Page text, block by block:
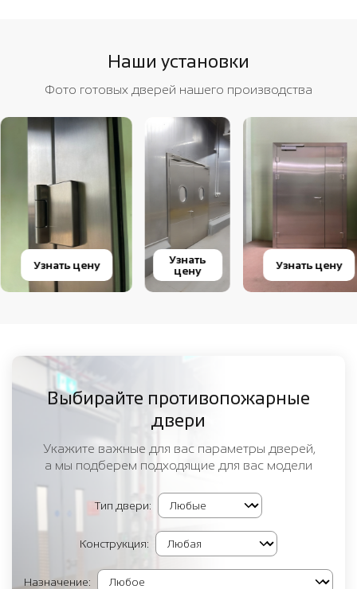
Наши установки
Фото готовых дверей нашего производства
Узнать цену
Узнать
цену
Узнать цену
Выбирайте противопожарные
двери
Укажите важные для вас параметры дверей,
а мы подберем подходящие для вас модели
Тип двери:
Конструкция:
Назначение: